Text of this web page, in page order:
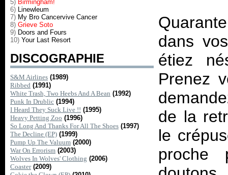
5) Birmingham!
6) Linewleum
7) My Bro Cancervive Cancer
8) Grieve Soto
9) Doors and Fours
10) Your Last Resort
DISCOGRAPHIE
S&M Airlines (1989)
Ribbed (1991)
White Trash, Two Heebs And A Bean (1992)
Punk In Drublic (1994)
I Heard They Suck Live !! (1995)
Heavy Petting Zoo (1996)
So Long And Thanks For All The Shoes (1997)
The Decline (EP) (1999)
Pump Up The Valuum (2000)
War On Errorism (2003)
Wolves In Wolves' Clothing (2006)
Coaster (2009)
dans
étiez
Prenez
de la
le
proche